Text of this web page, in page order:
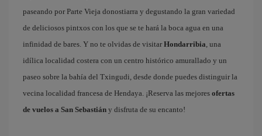
paseando por Parte Vieja donostiarra y degustando la gran variedad
de deliciosos pintxos con los que se te hará la boca agua en una
infinidad de bares. Y no te olvidas de visitar Hondarribia, una
idílica localidad costera con un centro histórico amurallado y un
paseo sobre la bahía del Txingudi, desde donde puedes distinguir la
vecina localidad francesa de Hendaya. ¡Reserva las mejores ofertas
de vuelos a San Sebastián y disfruta de su encanto!